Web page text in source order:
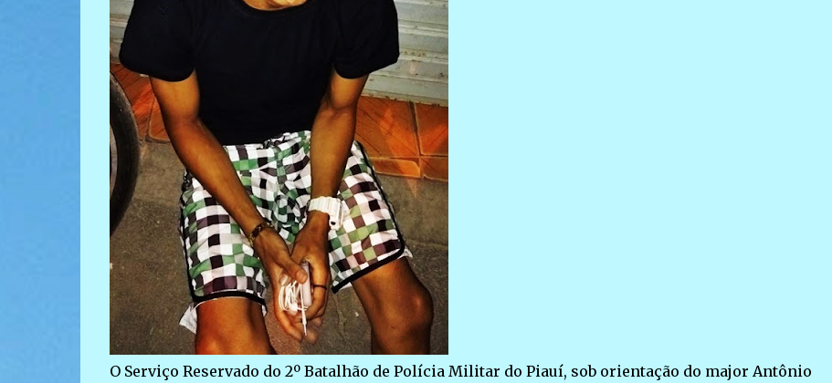
O Serviço Reservado do 2º Batalhão de Polícia Militar do Piauí, sob orientação do major Antônio